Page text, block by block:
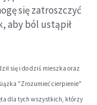
się zatroszczyć
aby ból ustąpił
się i do dziś mieszka oraz
"Zrozumieć cierpienie"
dla tych wszystkich, którzy